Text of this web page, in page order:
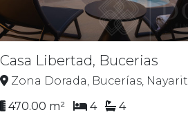
Casa Libertad, Bucerias
Zona Dorada, Bucerías, Nayarit
470.00 m²
4 4